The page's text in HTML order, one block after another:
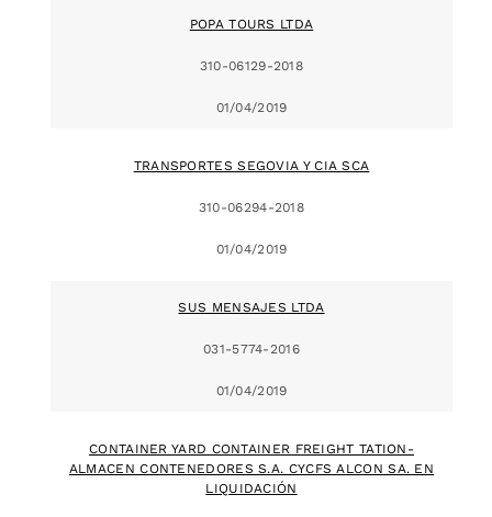
POPA TOURS LTDA
310-06129-2018
01/04/2019
TRANSPORTES SEGOVIA Y CIA SCA
310-06294-2018
01/04/2019
SUS MENSAJES LTDA
031-5774-2016
01/04/2019
CONTAINER YARD CONTAINER FREIGHT TATION-
ALMACEN CONTENEDORES S.A. CYCFS ALCON SA. EN
LIQUIDACIÓN